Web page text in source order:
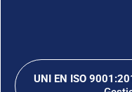
UNI EN ISO